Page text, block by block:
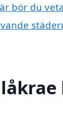
bör du veta